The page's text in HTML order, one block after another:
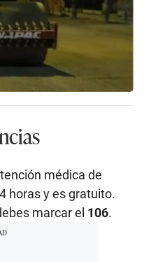
médica de
horas y es gratuito.
marcar el 106.